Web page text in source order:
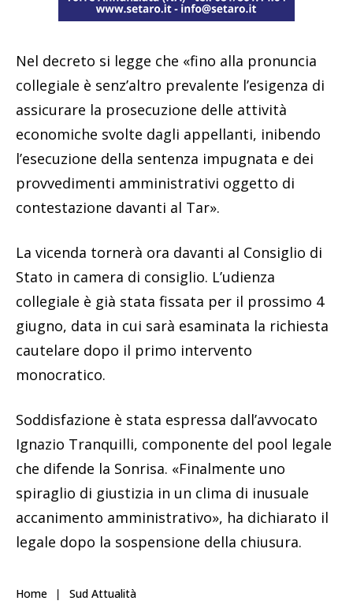
Nel decreto si legge che «fino alla pronuncia
collegiale è senz’altro prevalente l’esigenza di
assicurare la prosecuzione delle attività
economiche svolte dagli appellanti, inibendo
l’esecuzione della sentenza impugnata e dei
provvedimenti amministrativi oggetto di
contestazione davanti al Tar».
La vicenda tornerà ora davanti al Consiglio di
Stato in camera di consiglio. L’udienza
collegiale è già stata fissata per il prossimo 4
giugno, data in cui sarà esaminata la richiesta
cautelare dopo il primo intervento
monocratico.
Soddisfazione è stata espressa dall’avvocato
Ignazio Tranquilli, componente del pool legale
che difende la Sonrisa. «Finalmente uno
spiraglio di giustizia in un clima di inusuale
accanimento amministrativo», ha dichiarato il
legale dopo la sospensione della chiusura.
Home Sud Attualità